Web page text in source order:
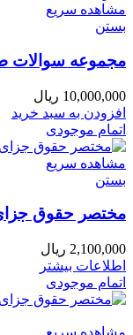
مشاهده سریع
بستن
مجموعه سوالات
10,000,000 ریال
افزودن به سبد خرید
اتمام موجودی
مشاهده سریع
بستن
مختصر حقوق
2,100,000 ریال
اطلاعات بیشتر
اتمام موجودی
مشاهده سریع